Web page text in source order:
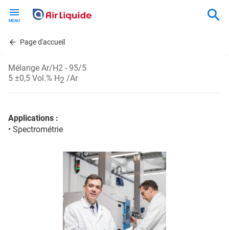
contentPage d'accueil
Mélange Ar/H2 - 95/5
5 ±0,5 Vol.% H2 /Ar
Applications :
• Spectrométrie